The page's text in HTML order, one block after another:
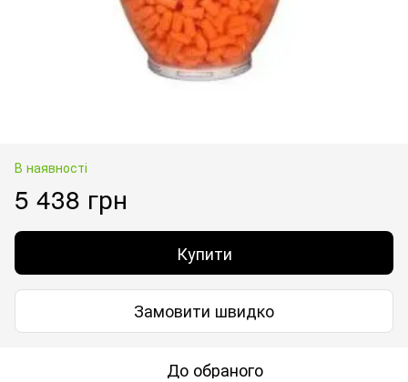
В наявності
5 438 грн
Купити
Замовити швидко
До обраного